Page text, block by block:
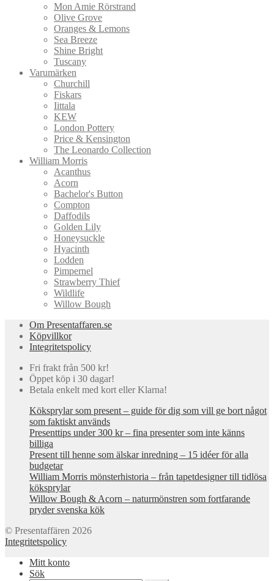
Mon Amie Rörstrand
Olive Grove
Oranges & Lemons
Sea Breeze
Shine Bright
Tuscany
Varumärken
Churchill
Fiskars
Iittala
KEW
London Pottery
Price & Kensington
The Leonardo Collection
William Morris
Acanthus
Acorn
Bachelor's Button
Compton
Daffodils
Golden Lily
Honeysuckle
Hyacinth
Lodden
Pimpernel
Strawberry Thief
Wildlife
Willow Bough
Om Presentaffaren.se
Köpvillkor
Integritetspolicy
Fri frakt från 500 kr!
Öppet köp i 30 dagar!
Betala enkelt med kort eller Klarna!
Köksprylar som present – guide för dig som vill ge bort något
som faktiskt används
Presenttips under 300 kr – fina presenter som inte känns
billiga
Present till henne som älskar inredning – 15 idéer för alla
budgetar
William Morris mönsterhistoria – från tapetdesigner till tidlösa
köksprylar
Willow Bough & Acorn – naturmönstren som fortfarande
pryder svenska kök
© Presentaffären 2026
Integritetspolicy
Mitt konto
Sök